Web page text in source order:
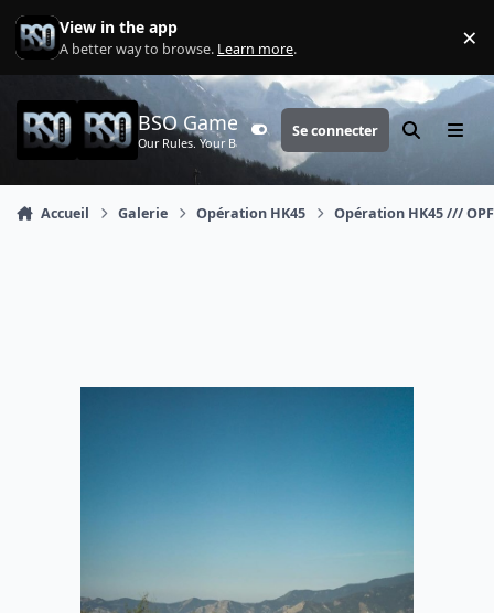
Aller au contenu
View in the app
A better way to browse. Learn more. ×
BSO Games
Our Rules. Your Battle.Customizer
Se connecter Rechercher
Menu
Accueil Galerie Opération HK45 Opération HK45 ///